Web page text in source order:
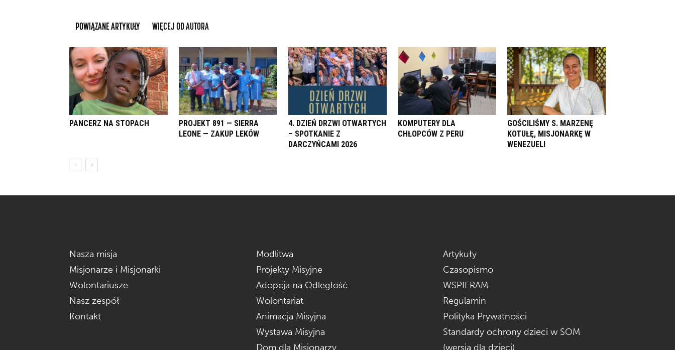
POWIĄZANE ARTYKUŁY WIĘCEJ OD AUTORA
PANCERZ NA STOPACH
PROJEKT 891 — SIERRA
LEONE — ZAKUP LEKÓW
4. DZIEŃ DRZWI OTWARTYCH
– SPOTKANIE Z
DARCZYŃCAMI 2026
KOMPUTERY DLA
CHŁOPCÓW Z PERU
GOŚCILIŚMY S. MARZENĘ
KOTUŁĘ, MISJONARKĘ W
WENEZUELI
Nasza misja
Misjonarze i Misjonarki
Wolontariusze
Nasz zespół
Kontakt
Modlitwa
Projekty Misyjne
Adopcja na Odległość
Wolontariat
Animacja Misyjna
Wystawa Misyjna
Dom dla Misjonarzy
Artykuły
Czasopismo
WSPIERAM
Regulamin
Polityka Prywatności
Standardy ochrony dzieci w SOM
(wersja dla dzieci)